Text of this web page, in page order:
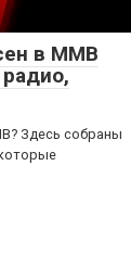
в ММВ
Здесь собраны